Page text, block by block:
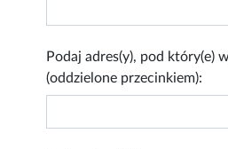
Podaj adres(y), pod który(e)
(oddzielone przecinkiem):